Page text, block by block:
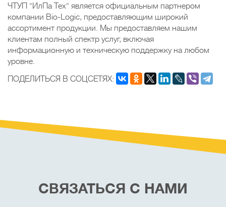
ЧТУП "ИлПа Тех" является официальным партнером
компании Bio-Logic, предоставляющим широкий
ассортимент продукции. Мы предоставляем нашим
клиентам полный спектр услуг, включая
информационную и техническую поддержку на любом
уровне.
ПОДЕЛИТЬСЯ В СОЦСЕТЯХ:
СВЯЗАТЬСЯ С НАМИ